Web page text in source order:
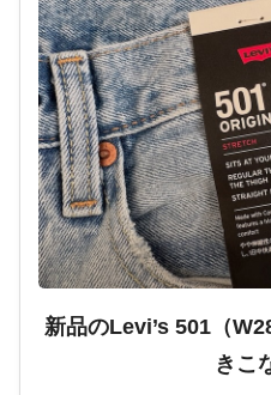
新品のLevi’s 501（
きこ